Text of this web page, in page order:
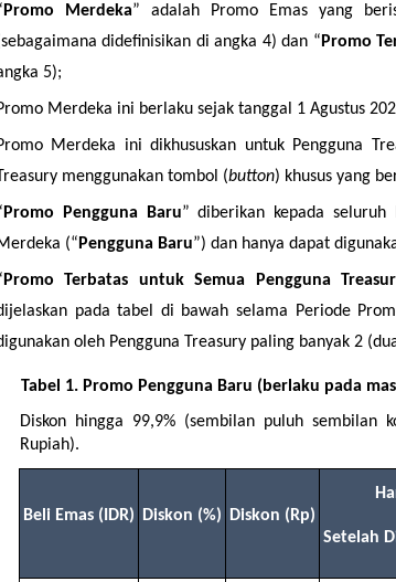
Promo Merdeka” adalah Promo Emas yang
didefinisikan di angka 4) dan “Promo
5);
Merdeka ini berlaku sejak tanggal 1 Agustus
Merdeka ini dikhususkan untuk Pengguna
menggunakan tombol (button) khusus yang
Promo Pengguna Baru” diberikan kepada seluruh
(“Pengguna Baru”) dan hanya dapat
Promo Terbatas untuk Semua Pengguna
pada tabel di bawah selama Periode
oleh Pengguna Treasury paling banyak 2
Tabel 1. Promo Pengguna Baru (berlaku pada
Diskon hingga 99,9% (sembilan puluh sembilan
Rupiah).
Beli Emas (IDR) Diskon (%) Diskon (Rp)
Setelah